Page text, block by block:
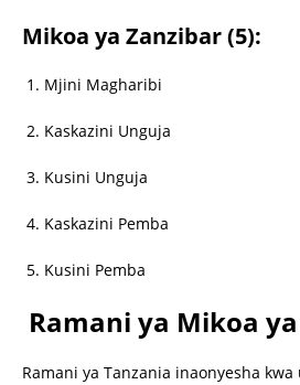
Mikoa ya Zanzibar (5):
Mjini Magharibi
Kaskazini Unguja
Kusini Unguja
Kaskazini Pemba
Kusini Pemba
Ramani ya Mikoa
Ramani ya Tanzania inaonyesha kwa